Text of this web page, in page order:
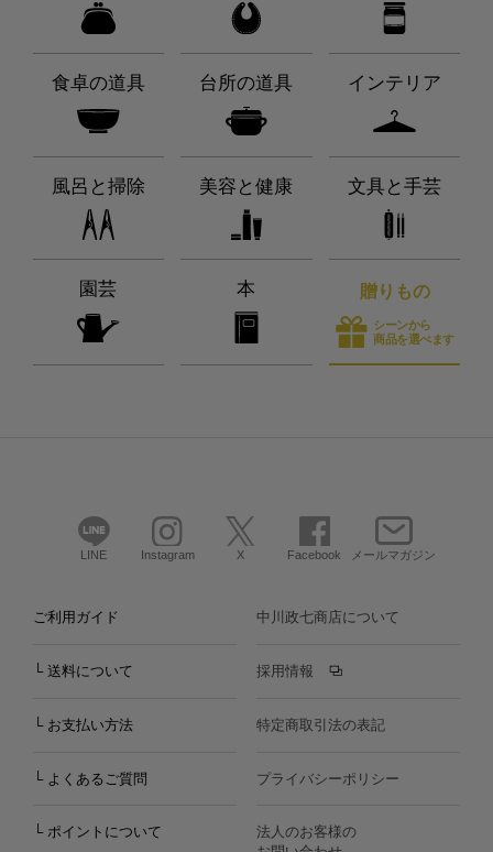
食卓の道具 台所の道具 インテリア
風呂と掃除 美容と健康 文具と手芸
園芸 本 贈りもの
シーンから
商品を選べます
LINE Instagram X Facebook メールマガジン
ご利用ガイド
└ 送料について
└ お支払い方法
└ よくあるご質問
└ ポイントについて
中川政七商店について
採用情報
特定商取引法の表記
プライバシーポリシー
法人のお客様の